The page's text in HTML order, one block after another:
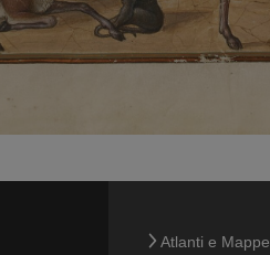
Atlanti e Mappe